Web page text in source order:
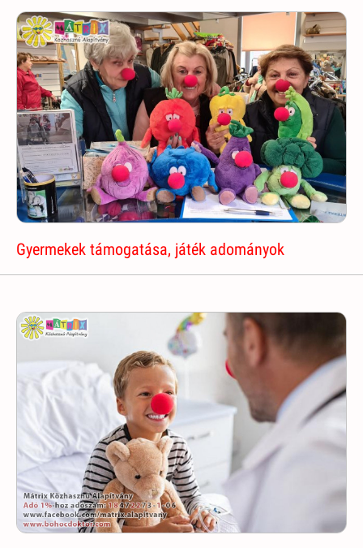
Gyermekek támogatása, játék adományok